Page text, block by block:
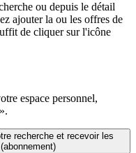
ou depuis le détail
ajouter la ou les offres de
de cliquer sur l'icône
espace personnel,
recherche et recevoir les